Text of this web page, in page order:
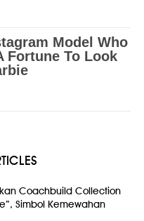
Coachbuild Collection
Simbol Kemewahan